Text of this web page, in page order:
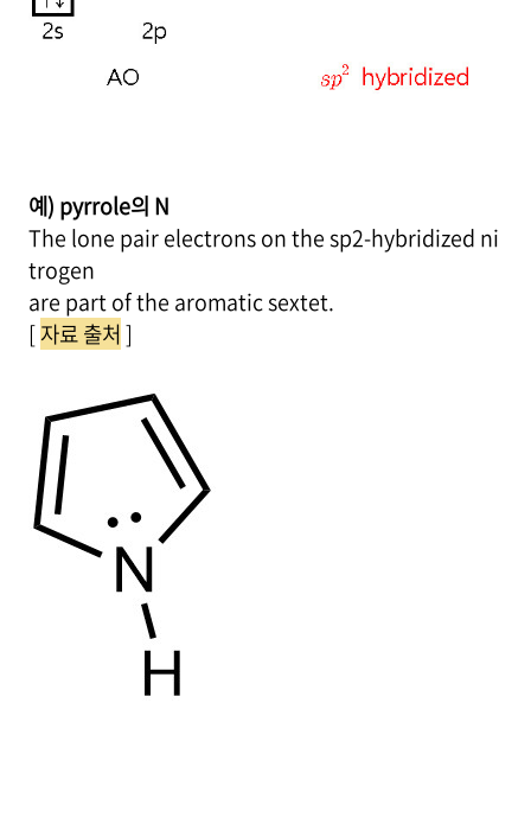
예) pyrrole의 N
The lone pair electrons on the sp2-hybridized ni
trogen
are part of the aromatic sextet.
[자료 출처]